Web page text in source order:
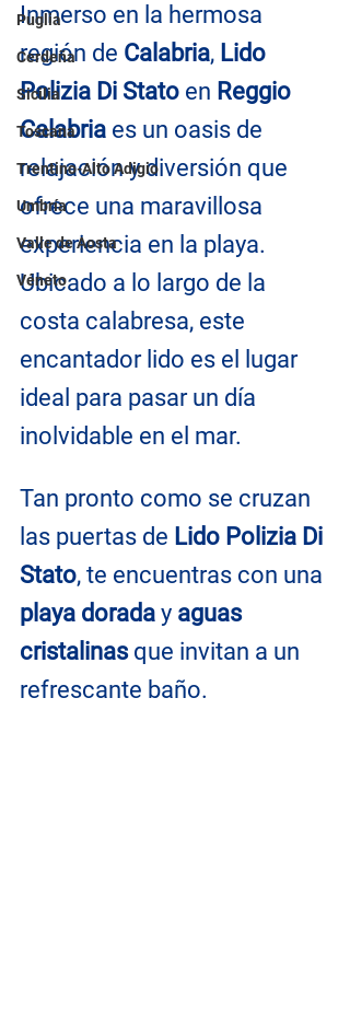
Puglia
Cerdeña
Sicilia
Toscana
Trentino-Alto Adigio
Umbría
Valle de Aosta
Véneto
Inmerso en la hermosa
región de Calabria, Lido
Polizia Di Stato en Reggio
Calabria es un oasis de
relajación y diversión que
ofrece una maravillosa
experiencia en la playa.
Ubicado a lo largo de la
costa calabresa, este
encantador lido es el lugar
ideal para pasar un día
inolvidable en el mar.
Tan pronto como se cruzan
las puertas de Lido Polizia Di
Stato, te encuentras con una
playa dorada y aguas
cristalinas que invitan a un
refrescante baño.